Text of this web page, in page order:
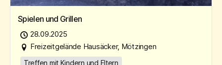
Spielen und Grillen
28.09.2025
Freizeitgelände Hausäcker, Mötzingen
Treffen mit Kindern und Eltern